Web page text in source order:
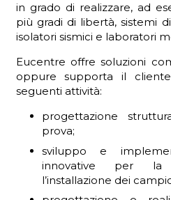
in grado di realizzare, ad
più gradi di libertà, sistemi
isolatori sismici e laboratori
Eucentre offre soluzioni
oppure supporta il
seguenti attività:
progettazione
prova;
sviluppo e
innovative per la
l’installazione dei